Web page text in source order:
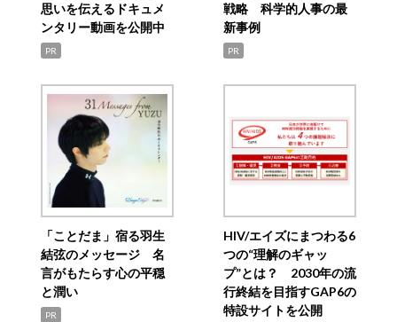
思いを伝えるドキュメ
ンタリー動画を公開中
PR
戦略 科学的人事の最
新事例
PR
「ことだま」宿る羽生
結弦のメッセージ 名
言がもたらす心の平穏
と潤い
PR
HIV/エイズにまつわる6
つの“理解のギャッ
プ”とは？ 2030年の流
行終結を目指すGAP6の
特設サイトを公開